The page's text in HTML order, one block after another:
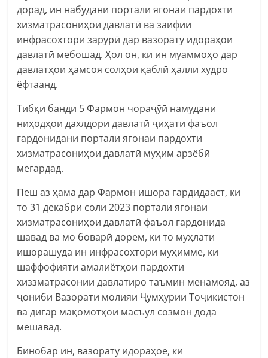
дорад, ин набудани портали ягонаи пардохти
хизматрасониҳои давлатӣ ва заифии
инфрасохтори зарурӣ дар вазорату идораҳои
давлатӣ мебошад. Ҳол он, ки ин муаммоҳо дар
давлатҳои ҳамсоя солҳои қаблӣ ҳалли худро
ёфтаанд.
Тибқи банди 5 Фармон чораҷӯӣ намудани
ниҳодҳои дахлдори давлатӣ ҷиҳати фаъол
гардонидани портали ягонаи пардохти
хизматрасониҳои давлатӣ муҳим арзёбӣ
мегардад.
Пеш аз ҳама дар Фармон ишора гардидааст, ки
то 31 декабри соли 2023 портали ягонаи
хизматрасониҳои давлатӣ фаъол гардонида
шавад ва мо боварӣ дорем, ки то муҳлати
ишорашуда ин инфрасохтори муҳимме, ки
шаффофияти амалиётҳои пардохти
хиззматрасонии давлатиро таъмин менамояд, аз
ҷониби Вазорати молияи Ҷумҳурии Тоҷикистон
ва дигар мақомотҳои масъул созмон дода
мешавад.
Бинобар ин, вазорату идораҳое, ки